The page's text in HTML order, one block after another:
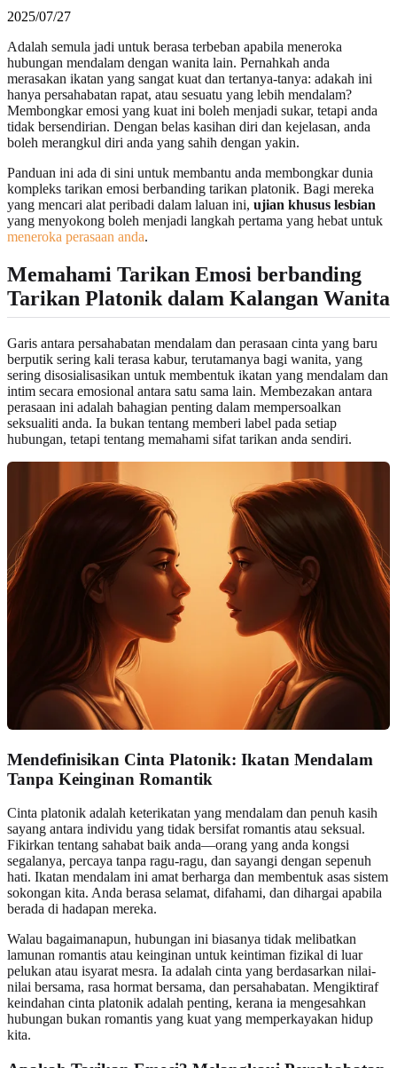
2025/07/27
Adalah semula jadi untuk berasa terbeban apabila meneroka
hubungan mendalam dengan wanita lain. Pernahkah anda
merasakan ikatan yang sangat kuat dan tertanya-tanya: adakah ini
hanya persahabatan rapat, atau sesuatu yang lebih mendalam?
Membongkar emosi yang kuat ini boleh menjadi sukar, tetapi anda
tidak bersendirian. Dengan belas kasihan diri dan kejelasan, anda
boleh merangkul diri anda yang sahih dengan yakin.
Panduan ini ada di sini untuk membantu anda membongkar dunia
kompleks tarikan emosi berbanding tarikan platonik. Bagi mereka
yang mencari alat peribadi dalam laluan ini, ujian khusus lesbian
yang menyokong boleh menjadi langkah pertama yang hebat untuk
meneroka perasaan anda.
Memahami Tarikan Emosi berbanding
Tarikan Platonik dalam Kalangan Wanita
Garis antara persahabatan mendalam dan perasaan cinta yang baru
berputik sering kali terasa kabur, terutamanya bagi wanita, yang
sering disosialisasikan untuk membentuk ikatan yang mendalam dan
intim secara emosional antara satu sama lain. Membezakan antara
perasaan ini adalah bahagian penting dalam mempersoalkan
seksualiti anda. Ia bukan tentang memberi label pada setiap
hubungan, tetapi tentang memahami sifat tarikan anda sendiri.
Mendefinisikan Cinta Platonik: Ikatan Mendalam
Tanpa Keinginan Romantik
Cinta platonik adalah keterikatan yang mendalam dan penuh kasih
sayang antara individu yang tidak bersifat romantis atau seksual.
Fikirkan tentang sahabat baik anda—orang yang anda kongsi
segalanya, percaya tanpa ragu-ragu, dan sayangi dengan sepenuh
hati. Ikatan mendalam ini amat berharga dan membentuk asas sistem
sokongan kita. Anda berasa selamat, difahami, dan dihargai apabila
berada di hadapan mereka.
Walau bagaimanapun, hubungan ini biasanya tidak melibatkan
lamunan romantis atau keinginan untuk keintiman fizikal di luar
pelukan atau isyarat mesra. Ia adalah cinta yang berdasarkan nilai-
nilai bersama, rasa hormat bersama, dan persahabatan. Mengiktiraf
keindahan cinta platonik adalah penting, kerana ia mengesahkan
hubungan bukan romantis yang kuat yang memperkayakan hidup
kita.